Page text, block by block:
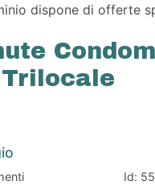
dispone di offerte
Trilocale
Id: